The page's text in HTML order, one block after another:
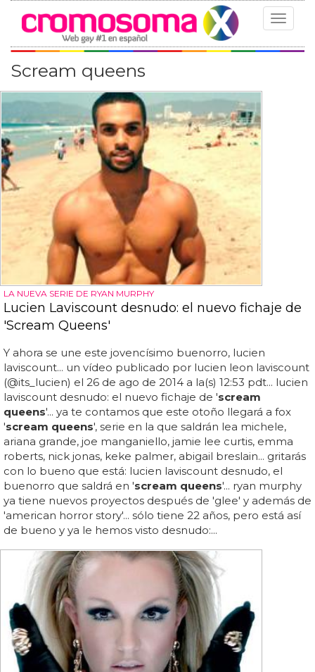
Toggle
Scream queens
LA NUEVA SERIE DE RYAN MURPHY
Lucien Laviscount desnudo: el nuevo fichaje de
'Scream Queens'
Y ahora se une este jovencísimo buenorro, lucien
laviscount... un vídeo publicado por lucien leon laviscount
(@its_lucien) el 26 de ago de 2014 a la(s) 12:53 pdt... lucien
laviscount desnudo: el nuevo fichaje de 'scream
queens'... ya te contamos que este otoño llegará a fox
'scream queens', serie en la que saldrán lea michele,
ariana grande, joe manganiello, jamie lee curtis, emma
roberts, nick jonas, keke palmer, abigail breslain... gritarás
con lo bueno que está: lucien laviscount desnudo, el
buenorro que saldrá en 'scream queens'... ryan murphy
ya tiene nuevos proyectos después de 'glee' y además de
'american horror story'... sólo tiene 22 años, pero está así
de bueno y ya le hemos visto desnudo:...